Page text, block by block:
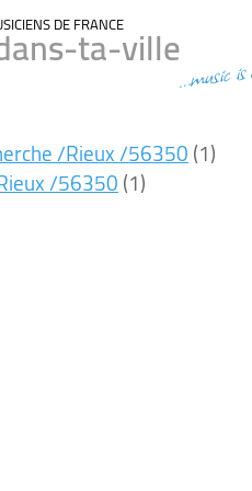
DE FRANCE
ta-ville...music
/Rieux /56350(1)
/56350(1)